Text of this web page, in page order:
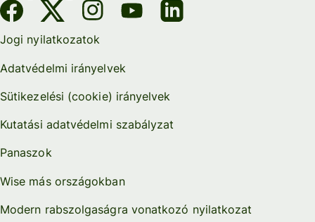
Jogi nyilatkozatok
Adatvédelmi irányelvek
Sütikezelési (cookie) irányelvek
Kutatási adatvédelmi szabályzat
Panaszok
Wise más országokban
Modern rabszolgaságra vonatkozó nyilatkozat